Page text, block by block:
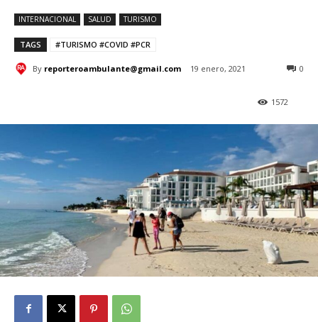
INTERNACIONAL SALUD TURISMO
TAGS #TURISMO #COVID #PCR
By reporteroambulante@gmail.com 19 enero, 2021 0
1572